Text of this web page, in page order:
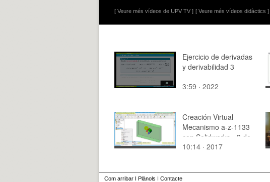
[ Veure més vídeos de UPV TV ] [ Veure més vídeos didàctics ]
Ejercicio de derivadas
y derivabilidad 3
3:59 · 2022
Creación Virtual
Mecanismo a-z-1133
con Solidworks - 3 de
310:14 · 2017
Com arribar I Plànols I Contacte